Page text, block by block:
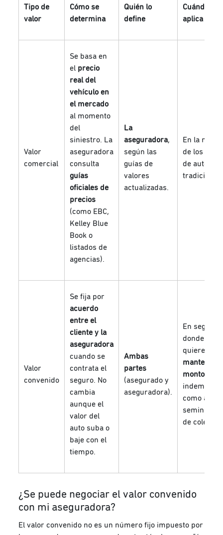
Tipo de
valor
Cómo se
determina
Quién lo
define
Cuándo se
aplica
Valor
comercial
Se basa en
el precio
real del
vehículo en
el mercado
al momento
del
siniestro. La
aseguradora
consulta
guías
oficiales de
precios
(como EBC,
Kelley Blue
Book o
listados de
agencias).
La
aseguradora,
según las
guías de
valores
actualizadas.
En la
de los
de auto
Valor
convenido
Se fija por
acuerdo
entre el
cliente y la
aseguradora
cuando se
contrata el
seguro. No
cambia
aunque el
valor del
auto suba o
baje con el
tiempo.
Ambas
partes
(asegurado y
aseguradora).
En seguros
donde se
quiere
mantener
monto fijo
como autos
de
¿Se puede negociar el valor convenido
con mi aseguradora?
El valor convenido no es un número fijo impuesto por